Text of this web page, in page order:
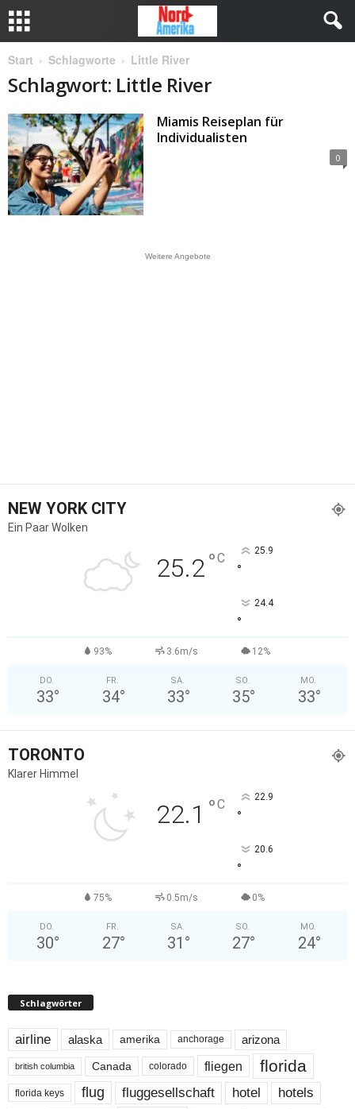
Start Schlagworte Little River
Schlagwort: Little River
Miamis Reiseplan für
Individualisten
0
Weitere Angebote
NEW YORK CITY
Ein Paar Wolken
25.2°C 25.9
°
24.4
°
93% 3.6m/s 12%
DO.
33°
FR.
34°
SA.
33°
SO.
35°
MO.
33°
TORONTO
Klarer Himmel
22.1 °C 22.9
°
20.6
°
75% 0.5m/s 0%
DO.
30°
FR.
27°
SA.
31 °
SO.
27°
MO.
24°
Schlagwörter
airline alaska amerika anchorage arizona
british columbia Canada colorado fliegen florida
florida keys flug fluggesellschaft hotel hotels